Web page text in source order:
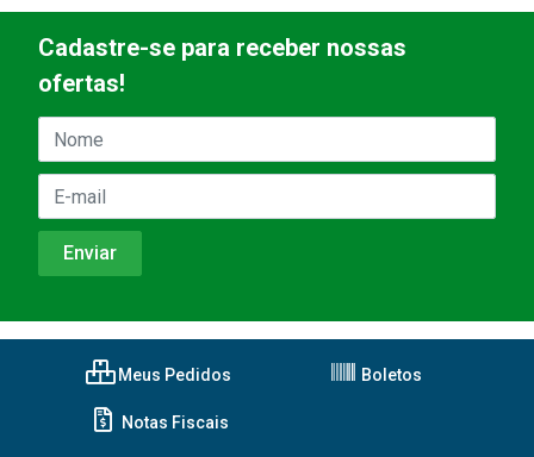
Cadastre-se para receber nossas
ofertas!
Meus Pedidos Boletos
Notas Fiscais